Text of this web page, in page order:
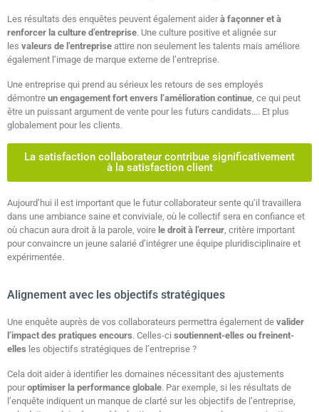
Les résultats des enquêtes peuvent également aiderà façonner et à
renforcer la culture d’entreprise. Une culture positive et alignée sur
les valeurs de l’entreprise attire non seulement les talents mais améliore
également l’image de marque externe de l’entreprise.
Une entreprise qui prend au sérieux les retours de ses employés
démontre un engagement fort envers l’amélioration continue, ce qui peut
être un puissant argument de vente pour les futurs candidats…. Et plus
globalement pour les clients.
La satisfaction collaborateur contribue significativement
à la satisfaction client
Aujourd’hui il est important que le futur collaborateur sente qu’il travaillera
dans une ambiance saine et conviviale, où le collectif sera en confiance et
où chacun aura droit à la parole, voire le droit à l’erreur, critère important
pour convaincre un jeune salarié d’intégrer une équipe pluridisciplinaire et
expérimentée.
Alignement avec les objectifs stratégiques
Une enquête auprès de vos collaborateurs permettra également de valider
l’impact des pratiques encours. Celles-ci soutiennent-elles ou freinent-
elles les objectifs stratégiques de l’entreprise ?
Cela doit aider à identifier les domaines nécessitant des ajustements
pouroptimiser la performance globale. Par exemple, si les résultats de
l’enquête indiquent un manque de clarté sur les objectifs de l’entreprise,